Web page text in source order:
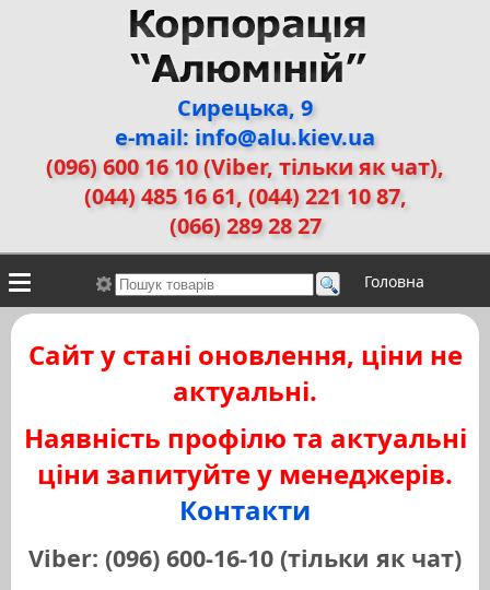
Сирецька, 9
e-mail: info@alu.kiev.ua
(096) 600 16 10 (Viber, тільки як чат),
(044) 485 16 61, (044) 221 10 87,
(066) 289 28 27
Головна
Двері прихованого монтажу
Сайт у стані оновлення, ціни не
актуальні.
Наявність профілю та актуальні
ціни запитуйте у менеджерів.
Контакти
Viber: (096) 600-16-10 (тільки як чат)